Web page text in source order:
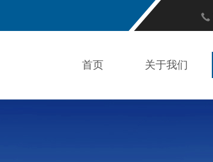
首页 关于我们